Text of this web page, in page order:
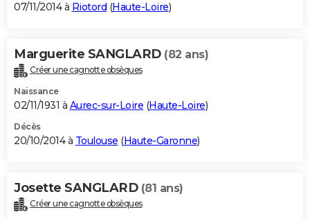
07/11/2014 à Riotord (Haute-Loire)
Marguerite SANGLARD (82 ans)
Créer une cagnotte obsèques
Naissance
02/11/1931 à Aurec-sur-Loire (Haute-Loire)
Décès
20/10/2014 à Toulouse (Haute-Garonne)
Josette SANGLARD (81 ans)
Créer une cagnotte obsèques